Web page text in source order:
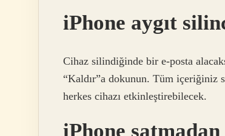
iPhone aygıt
Cihaz silindiğinde bir e-posta
“Kaldır”a dokunun. Tüm içeriğiniz
herkes cihazı etkinleştirebilecek.
iPhone satmadan